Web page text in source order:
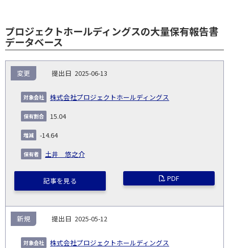
プロジェクトホールディングスの大量保有報告書
データベース
NO.
告
義
務
発
生
日
出
コー
象
業
種
割
2025-06-13
株式会社プロジェクトホールディングス
変更
15.04
-14.64
土井 悠之介
記事を見る PDF
2025-05-12
株式会社プロジェクトホールディングス
新規